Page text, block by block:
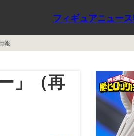
フィギュアニュース
報
」（再